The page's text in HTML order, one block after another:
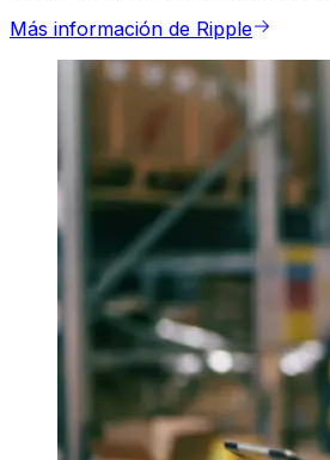
Más información de Ripple